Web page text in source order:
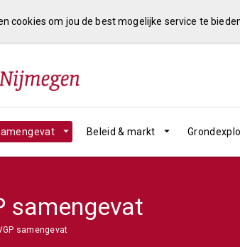
cookies om jou de best mogelijke service te
Beleid & markt
samengevat
samengevat